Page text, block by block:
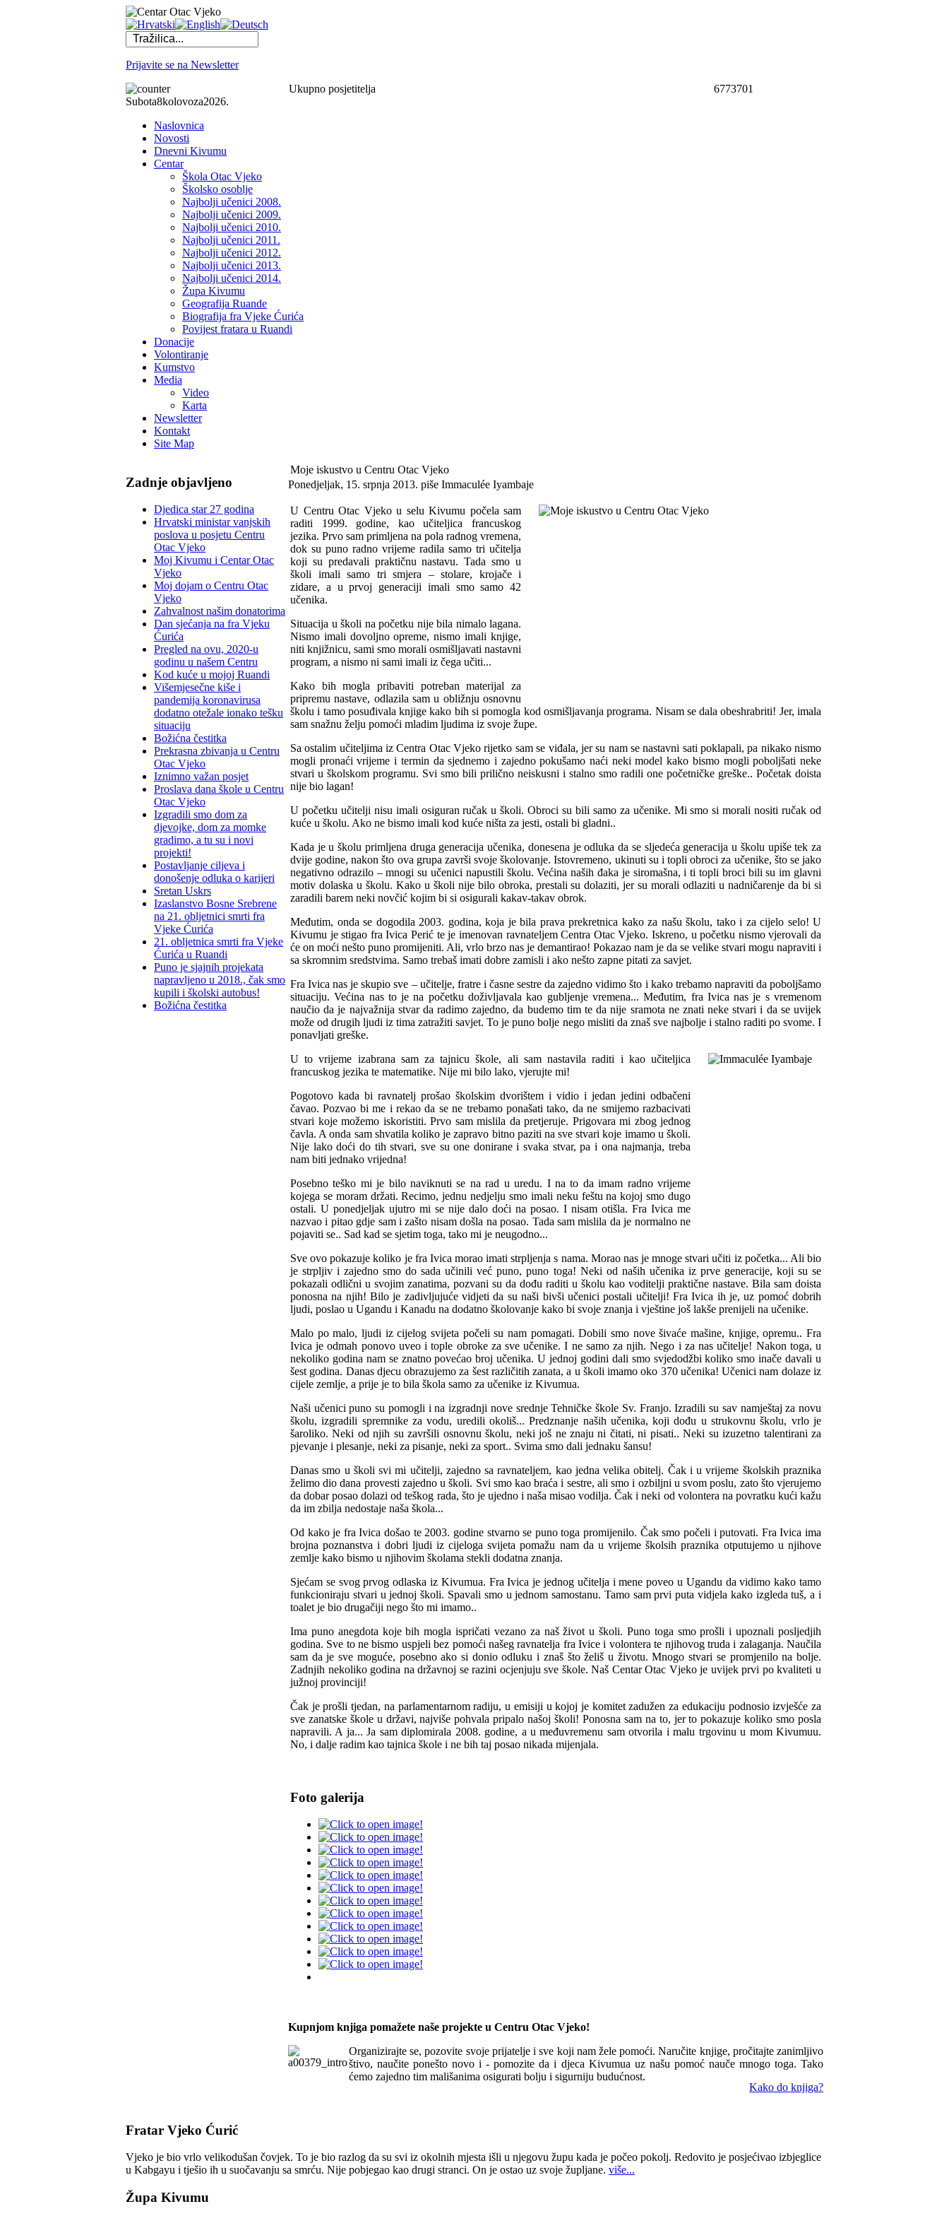
Prijavite se na Newsletter
Ukupno posjetitelja
6773701
Subota8kolovoza2026.
Naslovnica
Novosti
Dnevni Kivumu
Centar
Škola Otac Vjeko
Školsko osoblje
Najbolji učenici 2008.
Najbolji učenici 2009.
Najbolji učenici 2010.
Najbolji učenici 2011.
Najbolji učenici 2012.
Najbolji učenici 2013.
Najbolji učenici 2014.
Župa Kivumu
Geografija Ruande
Biografija fra Vjeke Ćurića
Povijest fratara u Ruandi
Donacije
Volontiranje
Kumstvo
Media
Video
Karta
Newsletter
Kontakt
Site Map
Zadnje objavljeno
Djedica star 27 godina
Hrvatski ministar vanjskih
poslova u posjetu Centru
Otac Vjeko
Moj Kivumu i Centar Otac
Vjeko
Moj dojam o Centru Otac
Vjeko
Zahvalnost našim donatorima
Dan sjećanja na fra Vjeku
Ćurića
Pregled na ovu, 2020-u
godinu u našem Centru
Kod kuće u mojoj Ruandi
Višemjesečne kiše i
pandemija koronavirusa
dodatno otežale ionako tešku
situaciju
Božićna čestitka
Prekrasna zbivanja u Centru
Otac Vjeko
Iznimno važan posjet
Proslava dana škole u Centru
Otac Vjeko
Izgradili smo dom za
djevojke, dom za momke
gradimo, a tu su i novi
projekti!
Postavljanje ciljeva i
donošenje odluka o karijeri
Sretan Uskrs
Izaslanstvo Bosne Srebrene
na 21. obljetnici smrti fra
Vjeke Ćurića
21. obljetnica smrti fra Vjeke
Ćurića u Ruandi
Puno je sjajnih projekata
napravljeno u 2018., čak smo
kupili i školski autobus!
Božićna čestitka
Moje iskustvo u Centru Otac Vjeko
Ponedjeljak, 15. srpnja 2013. piše Immaculée Iyambaje
U Centru Otac Vjeko u selu Kivumu počela sam
raditi 1999. godine, kao učiteljica francuskog
jezika. Prvo sam primljena na pola radnog vremena,
dok su puno radno vrijeme radila samo tri učitelja
koji su predavali praktičnu nastavu. Tada smo u
školi imali samo tri smjera – stolare, krojače i
zidare, a u prvoj generaciji imali smo samo 42
učenika.
Situacija u školi na početku nije bila nimalo lagana.
Nismo imali dovoljno opreme, nismo imali knjige,
niti knjižnicu, sami smo morali osmišljavati nastavni
program, a nismo ni sami imali iz čega učiti...
Kako bih mogla pribaviti potreban materijal za
pripremu nastave, odlazila sam u obližnju osnovnu
školu i tamo posuđivala knjige kako bih si pomogla kod osmišljavanja programa. Nisam se dala obeshrabriti! Jer, imala
sam snažnu želju pomoći mladim ljudima iz svoje župe.
Sa ostalim učiteljima iz Centra Otac Vjeko rijetko sam se viđala, jer su nam se nastavni sati poklapali, pa nikako nismo
mogli pronaći vrijeme i termin da sjednemo i zajedno pokušamo naći neki model kako bismo mogli poboljšati neke
stvari u školskom programu. Svi smo bili prilično neiskusni i stalno smo radili one početničke greške.. Početak doista
nije bio lagan!
U početku učitelji nisu imali osiguran ručak u školi. Obroci su bili samo za učenike. Mi smo si morali nositi ručak od
kuće u školu. Ako ne bismo imali kod kuće ništa za jesti, ostali bi gladni..
Kada je u školu primljena druga generacija učenika, donesena je odluka da se sljedeća generacija u školu upiše tek za
dvije godine, nakon što ova grupa završi svoje školovanje. Istovremeno, ukinuti su i topli obroci za učenike, što se jako
negativno odrazilo – mnogi su učenici napustili školu. Većina naših đaka je siromašna, i ti topli broci bili su im glavni
motiv dolaska u školu. Kako u školi nije bilo obroka, prestali su dolaziti, jer su morali odlaziti u nadničarenje da bi si
zaradili barem neki novčić kojim bi si osigurali kakav-takav obrok.
Međutim, onda se dogodila 2003. godina, koja je bila prava prekretnica kako za našu školu, tako i za cijelo selo! U
Kivumu je stigao fra Ivica Perić te je imenovan ravnateljem Centra Otac Vjeko. Iskreno, u početku nismo vjerovali da
će on moći nešto puno promijeniti. Ali, vrlo brzo nas je demantirao! Pokazao nam je da se velike stvari mogu napraviti i
sa skromnim sredstvima. Samo trebaš imati dobre zamisli i ako nešto zapne pitati za savjet.
Fra Ivica nas je skupio sve – učitelje, fratre i časne sestre da zajedno vidimo što i kako trebamo napraviti da poboljšamo
situaciju. Većina nas to je na početku doživljavala kao gubljenje vremena... Međutim, fra Ivica nas je s vremenom
naučio da je najvažnija stvar da radimo zajedno, da budemo tim te da nije sramota ne znati neke stvari i da se uvijek
može od drugih ljudi iz tima zatražiti savjet. To je puno bolje nego misliti da znaš sve najbolje i stalno raditi po svome. I
ponavljati greške.
U to vrijeme izabrana sam za tajnicu škole, ali sam nastavila raditi i kao učiteljica
francuskog jezika te matematike. Nije mi bilo lako, vjerujte mi!
Pogotovo kada bi ravnatelj prošao školskim dvorištem i vidio i jedan jedini odbačeni
čavao. Pozvao bi me i rekao da se ne trebamo ponašati tako, da ne smijemo razbacivati
stvari koje možemo iskoristiti. Prvo sam mislila da pretjeruje. Prigovara mi zbog jednog
čavla. A onda sam shvatila koliko je zapravo bitno paziti na sve stvari koje imamo u školi.
Nije lako doći do tih stvari, sve su one donirane i svaka stvar, pa i ona najmanja, treba
nam biti jednako vrijedna!
Posebno teško mi je bilo naviknuti se na rad u uredu. I na to da imam radno vrijeme
kojega se moram držati. Recimo, jednu nedjelju smo imali neku feštu na kojoj smo dugo
ostali. U ponedjeljak ujutro mi se nije dalo doći na posao. I nisam otišla. Fra Ivica me
nazvao i pitao gdje sam i zašto nisam došla na posao. Tada sam mislila da je normalno ne
pojaviti se.. Sad kad se sjetim toga, tako mi je neugodno...
Sve ovo pokazuje koliko je fra Ivica morao imati strpljenja s nama. Morao nas je mnoge stvari učiti iz početka... Ali bio
je strpljiv i zajedno smo do sada učinili već puno, puno toga! Neki od naših učenika iz prve generacije, koji su se
pokazali odlični u svojim zanatima, pozvani su da dođu raditi u školu kao voditelji praktične nastave. Bila sam doista
ponosna na njih! Bilo je zadivljujuće vidjeti da su naši bivši učenici postali učitelji! Fra Ivica ih je, uz pomoć dobrih
ljudi, poslao u Ugandu i Kanadu na dodatno školovanje kako bi svoje znanja i vještine još lakše prenijeli na učenike.
Malo po malo, ljudi iz cijelog svijeta počeli su nam pomagati. Dobili smo nove šivaće mašine, knjige, opremu.. Fra
Ivica je odmah ponovo uveo i tople obroke za sve učenike. I ne samo za njih. Nego i za nas učitelje! Nakon toga, u
nekoliko godina nam se znatno povećao broj učenika. U jednoj godini dali smo svjedodžbi koliko smo inače davali u
šest godina. Danas djecu obrazujemo za šest različitih zanata, a u školi imamo oko 370 učenika! Učenici nam dolaze iz
cijele zemlje, a prije je to bila škola samo za učenike iz Kivumua.
Naši učenici puno su pomogli i na izgradnji nove srednje Tehničke škole Sv. Franjo. Izradili su sav namještaj za novu
školu, izgradili spremnike za vodu, uredili okoliš... Predznanje naših učenika, koji dođu u strukovnu školu, vrlo je
šaroliko. Neki od njih su završili osnovnu školu, neki još ne znaju ni čitati, ni pisati.. Neki su izuzetno talentirani za
pjevanje i plesanje, neki za pisanje, neki za sport.. Svima smo dali jednaku šansu!
Danas smo u školi svi mi učitelji, zajedno sa ravnateljem, kao jedna velika obitelj. Čak i u vrijeme školskih praznika
želimo dio dana provesti zajedno u školi. Svi smo kao braća i sestre, ali smo i ozbiljni u svom poslu, zato što vjerujemo
da dobar posao dolazi od teškog rada, što je ujedno i naša misao vodilja. Čak i neki od volontera na povratku kući kažu
da im zbilja nedostaje naša škola...
Od kako je fra Ivica došao te 2003. godine stvarno se puno toga promijenilo. Čak smo počeli i putovati. Fra Ivica ima
brojna poznanstva i dobri ljudi iz cijeloga svijeta pomažu nam da u vrijeme školsih praznika otputujemo u njihove
zemlje kako bismo u njihovim školama stekli dodatna znanja.
Sjećam se svog prvog odlaska iz Kivumua. Fra Ivica je jednog učitelja i mene poveo u Ugandu da vidimo kako tamo
funkcioniraju stvari u jednoj školi. Spavali smo u jednom samostanu. Tamo sam prvi puta vidjela kako izgleda tuš, a i
toalet je bio drugačiji nego što mi imamo..
Ima puno anegdota koje bih mogla ispričati vezano za naš život u školi. Puno toga smo prošli i upoznali posljedjih
godina. Sve to ne bismo uspjeli bez pomoći našeg ravnatelja fra Ivice i volontera te njihovog truda i zalaganja. Naučila
sam da je sve moguće, posebno ako si donio odluku i znaš što želiš u životu. Mnogo stvari se promjenilo na bolje.
Zadnjih nekoliko godina na državnoj se razini ocjenjuju sve škole. Naš Centar Otac Vjeko je uvijek prvi po kvaliteti u
južnoj provinciji!
Čak je prošli tjedan, na parlamentarnom radiju, u emisiji u kojoj je komitet zadužen za edukaciju podnosio izvješće za
sve zanatske škole u državi, najviše pohvala pripalo našoj školi! Ponosna sam na to, jer to pokazuje koliko smo posla
napravili. A ja... Ja sam diplomirala 2008. godine, a u međuvremenu sam otvorila i malu trgovinu u mom Kivumuu.
No, i dalje radim kao tajnica škole i ne bih taj posao nikada mijenjala.
Foto galerija
Kupnjom knjiga pomažete naše projekte u Centru Otac Vjeko!
Organizirajte se, pozovite svoje prijatelje i sve koji nam žele pomoći. Naručite knjige, pročitajte zanimljivo
štivo, naučite ponešto novo i - pomozite da i djeca Kivumua uz našu pomoć nauče mnogo toga. Tako
ćemo zajedno tim mališanima osigurati bolju i sigurniju budućnost.
Kako do knjiga?
Fratar Vjeko Ćurić
Vjeko je bio vrlo velikodušan čovjek. To je bio razlog da su svi iz okolnih mjesta išli u njegovu župu kada je počeo pokolj. Redovito je posjećivao izbjeglice
u Kabgayu i tješio ih u suočavanju sa smrću. Nije pobjegao kao drugi stranci. On je ostao uz svoje župljane. više...
Župa Kivumu